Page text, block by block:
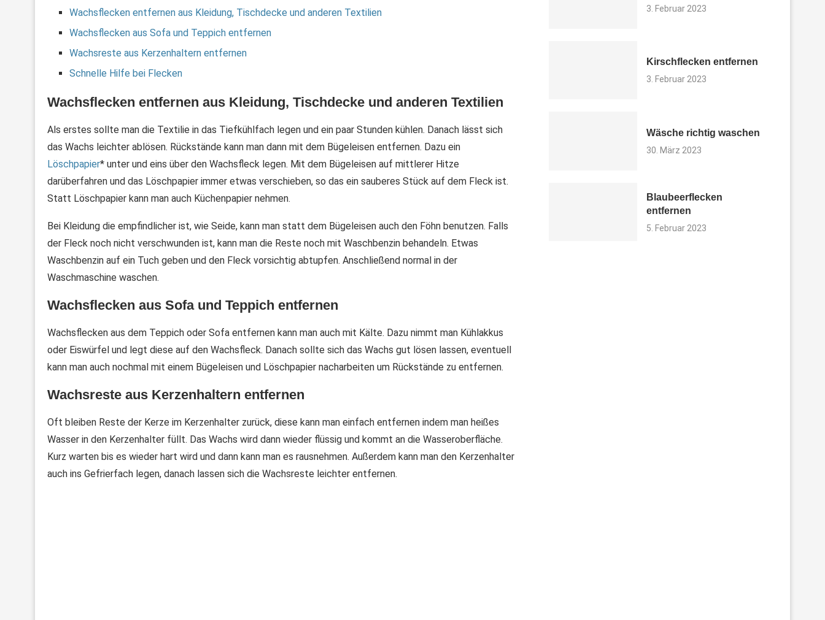
Wachsflecken entfernen aus Kleidung, Tischdecke und anderen Textilien
Wachsflecken aus Sofa und Teppich entfernen
Wachsreste aus Kerzenhaltern entfernen
Schnelle Hilfe bei Flecken
Wachsflecken entfernen aus Kleidung, Tischdecke und anderen Textilien
Als erstes sollte man die Textilie in das Tiefkühlfach legen und ein paar Stunden kühlen. Danach lässt sich
das Wachs leichter ablösen. Rückstände kann man dann mit dem Bügeleisen entfernen. Dazu ein
Löschpapier* unter und eins über den Wachsfleck legen. Mit dem Bügeleisen auf mittlerer Hitze
darüberfahren und das Löschpapier immer etwas verschieben, so das ein sauberes Stück auf dem Fleck ist.
Statt Löschpapier kann man auch Küchenpapier nehmen.
Bei Kleidung die empfindlicher ist, wie Seide, kann man statt dem Bügeleisen auch den Föhn benutzen. Falls
der Fleck noch nicht verschwunden ist, kann man die Reste noch mit Waschbenzin behandeln. Etwas
Waschbenzin auf ein Tuch geben und den Fleck vorsichtig abtupfen. Anschließend normal in der
Waschmaschine waschen.
Wachsflecken aus Sofa und Teppich entfernen
Wachsflecken aus dem Teppich oder Sofa entfernen kann man auch mit Kälte. Dazu nimmt man Kühlakkus
oder Eiswürfel und legt diese auf den Wachsfleck. Danach sollte sich das Wachs gut lösen lassen, eventuell
kann man auch nochmal mit einem Bügeleisen und Löschpapier nacharbeiten um Rückstände zu entfernen.
Wachsreste aus Kerzenhaltern entfernen
Oft bleiben Reste der Kerze im Kerzenhalter zurück, diese kann man einfach entfernen indem man heißes
Wasser in den Kerzenhalter füllt. Das Wachs wird dann wieder flüssig und kommt an die Wasseroberfläche.
Kurz warten bis es wieder hart wird und dann kann man es rausnehmen. Außerdem kann man den Kerzenhalter
auch ins Gefrierfach legen, danach lassen sich die Wachsreste leichter entfernen.
3. Februar 2023
Kirschflecken entfernen
3. Februar 2023
Wäsche richtig waschen
30. März 2023
Blaubeerflecken
entfernen
5. Februar 2023